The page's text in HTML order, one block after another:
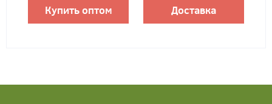
Купить оптом Доставка